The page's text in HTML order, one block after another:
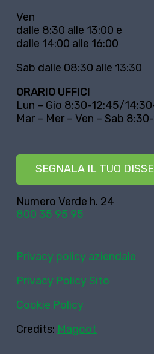
Ven
dalle 8:30 alle 13:00 e
dalle 14:00 alle 16:00
Sab dalle 08:30 alle 13:30
ORARIO UFFICI
Lun – Gio 8:30-12:45/
Mar – Mer – Ven – Sab
SEGNALA IL TUO
Numero Verde h. 24
800 35 95 95
Privacy policy aziendale
Privacy Policy Sito
Cookie Policy
Credits: Magoot